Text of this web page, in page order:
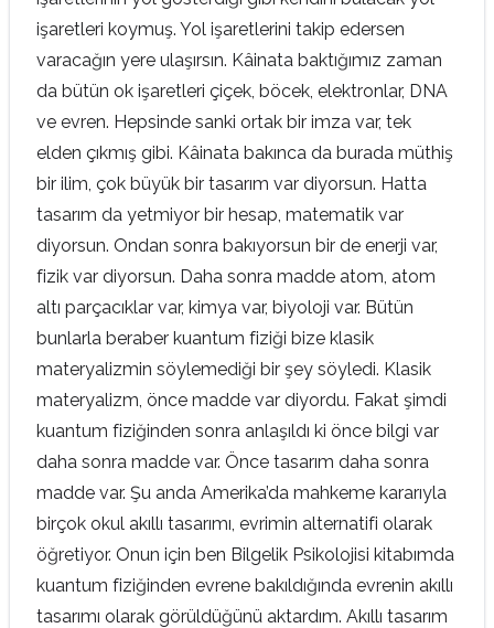
işaretleri koymuş. Yol işaretlerini takip edersen
varacağın yere ulaşırsın. Kâinata baktığımız zaman
da bütün ok işaretleri çiçek, böcek, elektronlar, DNA
ve evren. Hepsinde sanki ortak bir imza var, tek
elden çıkmış gibi. Kâinata bakınca da burada müthiş
bir ilim, çok büyük bir tasarım var diyorsun. Hatta
tasarım da yetmiyor bir hesap, matematik var
diyorsun. Ondan sonra bakıyorsun bir de enerji var,
fizik var diyorsun. Daha sonra madde atom, atom
altı parçacıklar var, kimya var, biyoloji var. Bütün
bunlarla beraber kuantum fiziği bize klasik
materyalizmin söylemediği bir şey söyledi. Klasik
materyalizm, önce madde var diyordu. Fakat şimdi
kuantum fiziğinden sonra anlaşıldı ki önce bilgi var
daha sonra madde var. Önce tasarım daha sonra
madde var. Şu anda Amerika’da mahkeme kararıyla
birçok okul akıllı tasarımı, evrimin alternatifi olarak
öğretiyor. Onun için ben Bilgelik Psikolojisi kitabımda
kuantum fiziğinden evrene bakıldığında evrenin akıllı
tasarımı olarak görüldüğünü aktardım. Akıllı tasarım